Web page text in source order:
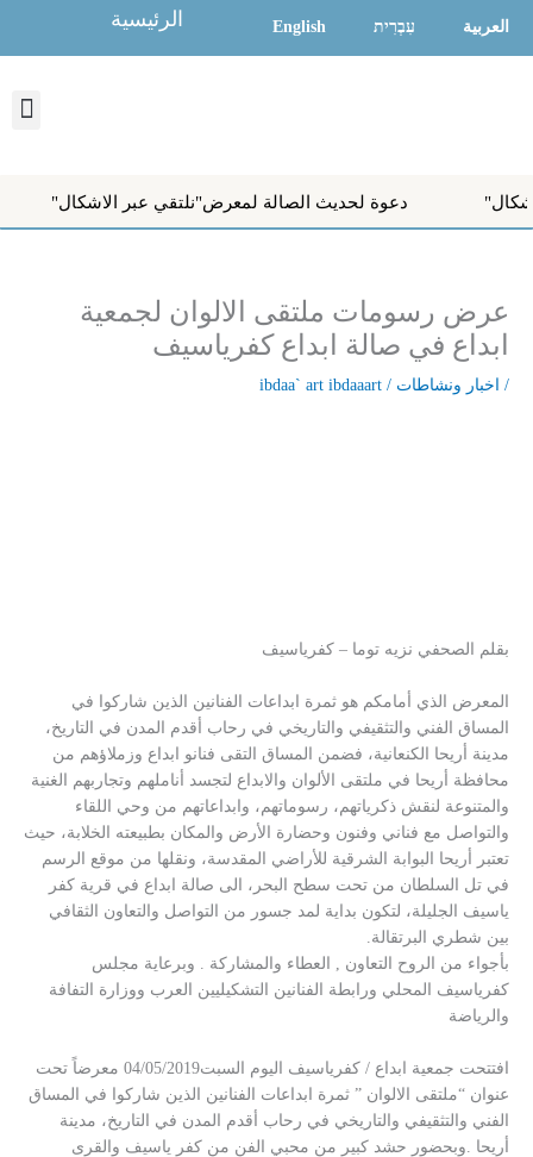
العربية עִבְרִית English الرئيسية
دعوة لحديث الصالة لمعرض"نلتقي عبر الاشكال"
عرض رسومات ملتقى الالوان لجمعية
ابداع في صالة ابداع كفرياسيف
/ اخبار ونشاطات / ibdaa` art
ibdaaart
بقلم الصحفي نزيه توما – كفرياسيف
المعرض الذي أمامكم هو ثمرة ابداعات الفنانين الذين شاركوا في
المساق الفني والتثقيفي والتاريخي في رحاب أقدم المدن في التاريخ،
مدينة أريحا الكنعانية، فضمن المساق التقى فنانو ابداع وزملاؤهم من
محافظة أريحا في ملتقى الألوان والابداع لتجسد أناملهم وتجاربهم الغنية
والمتنوعة لنقش ذكرياتهم، رسوماتهم، وابداعاتهم من وحي اللقاء
والتواصل مع فناني وفنون وحضارة الأرض والمكان بطبيعته الخلابة، حيث
تعتبر أريحا البوابة الشرقية للأراضي المقدسة، ونقلها من موقع الرسم
في تل السلطان من تحت سطح البحر، الى صالة ابداع في قرية كفر
ياسيف الجليلة، لتكون بداية لمد جسور من التواصل والتعاون الثقافي
بين شطري البرتقالة.
بأجواء من الروح التعاون , العطاء والمشاركة . وبرعاية مجلس
كفرياسيف المحلي ورابطة الفنانين التشكيليين العرب ووزارة التفافة
والرياضة
افتتحت جمعية ابداع / كفرياسيف اليوم السبت04/05/2019 معرضاً تحت
عنوان “ملتقى الالوان ” ثمرة ابداعات الفنانين الذين شاركوا في المساق
الفني والتثقيفي والتاريخي في رحاب أقدم المدن في التاريخ، مدينة
أريحا .وبحضور حشد كبير من محبي الفن من كفر ياسيف والقرى